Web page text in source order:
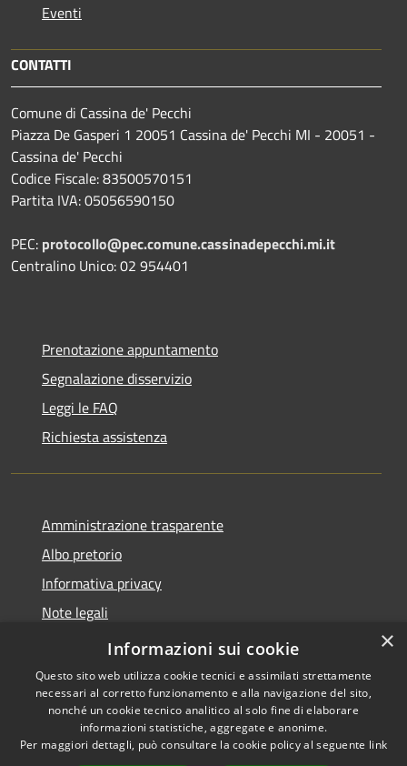
Eventi
CONTATTI
Comune di Cassina de' Pecchi
Piazza De Gasperi 1 20051 Cassina de' Pecchi MI - 20051 -
Cassina de' Pecchi
Codice Fiscale: 83500570151
Partita IVA: 05056590150
PEC: protocollo@pec.comune.cassinadepecchi.mi.it
Centralino Unico: 02 954401
Prenotazione appuntamento
Segnalazione disservizio
Leggi le FAQ
Richiesta assistenza
Amministrazione trasparente
Albo pretorio
Informativa privacy
Note legali
Dichiarazione di accessibilità
Accessibilità
Copyright © 2026 • Comune di
Cassina de' Pecchi • Powered
×
Informazioni sui cookie
Questo sito web utilizza cookie tecnici e assimilati strettamente
necessari al corretto funzionamento e alla navigazione del sito,
nonché un cookie tecnico analitico al solo fine di elaborare
informazioni statistiche, aggregate e anonime.
Per maggiori dettagli, può consultare la cookie policy al seguente link